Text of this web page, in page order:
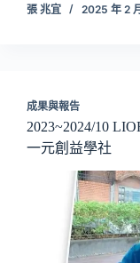
張 兆宜 2025 年 2
成果與報告
2023~2024/10
一元創益學社